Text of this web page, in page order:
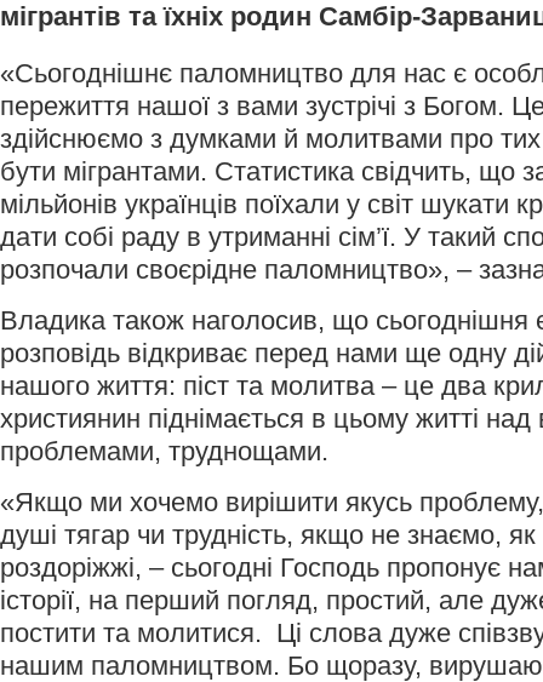
мігрантів та їхніх родин Самбір-
«Сьогоднішнє паломництво для нас є
пережиття нашої з вами зустрічі з Богом.
здійснюємо з думками й молитвами про
бути мігрантами. Статистика свідчить, що
мільйонів українців поїхали у світ шукати
дати собі раду в утриманні сім’ї. У такий
розпочали своєрідне паломництво», –
Владика також наголосив, що сьогоднішня
розповідь відкриває перед нами ще одну
нашого життя: піст та молитва – це два
християнин піднімається в цьому житті
проблемами, труднощами.
«Якщо ми хочемо вирішити якусь
душі тягар чи трудність, якщо не знаємо,
роздоріжжі, – сьогодні Господь пропонує
історії, на перший погляд, простий, але
постити та молитися. Ці слова дуже
нашим паломництвом. Бо щоразу,